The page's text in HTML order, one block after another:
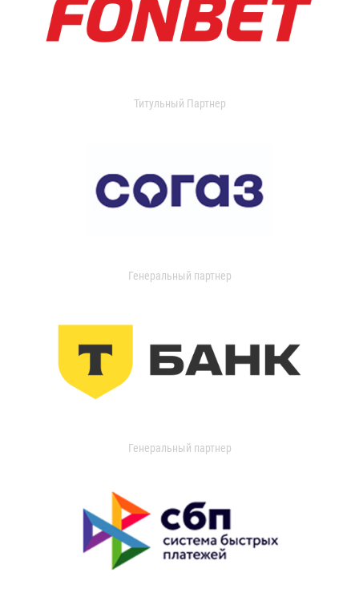
Титульный Партнер
Генеральный партнер
Генеральный партнер